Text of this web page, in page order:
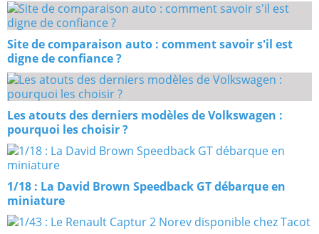
Site de comparaison auto : comment savoir s'il est
digne de confiance ?
Les atouts des derniers modèles de Volkswagen :
pourquoi les choisir ?
1/18 : La David Brown Speedback GT débarque en
miniature